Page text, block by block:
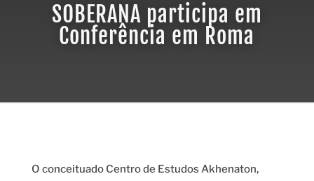
SOBERANA participa em
Conferência em Roma
O conceituado Centro de Estudos Akhenaton,